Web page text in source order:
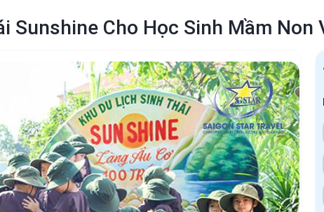
Sunshine Cho Học Sinh Mầm Non